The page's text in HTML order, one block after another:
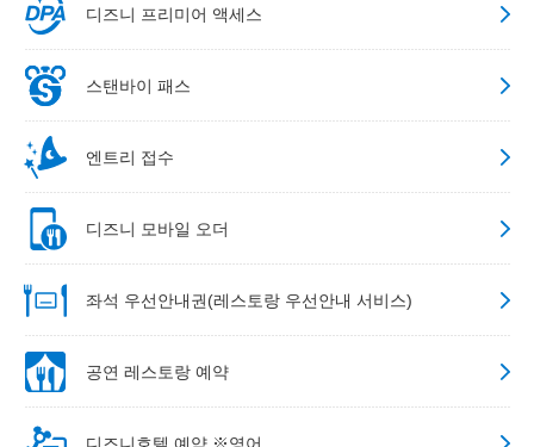
디즈니 프리미어 액세스
스탠바이 패스
엔트리 접수
디즈니 모바일 오더
좌석 우선안내권(레스토랑 우선안내 서비스)
공연 레스토랑 예약